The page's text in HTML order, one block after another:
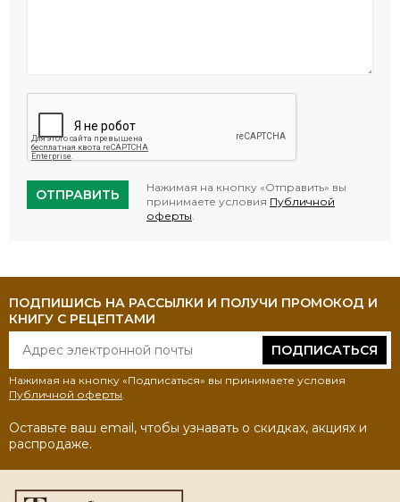
ОТПРАВИТЬ
Нажимая на кнопку «Отправить» вы
принимаете условия Публичной
оферты.
ПОДПИШИСЬ НА РАССЫЛКИ И ПОЛУЧИ ПРОМОКОД И
КНИГУ С РЕЦЕПТАМИ
ПОДПИСАТЬСЯ
Нажимая на кнопку «Подписаться» вы принимаете условия
Публичной оферты.
Оставьте ваш email, чтобы узнавать о скидках, акциях и
распродаже.